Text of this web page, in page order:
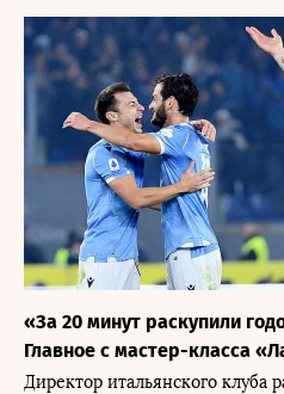
«За 20 минут раскупили
Главное с мастер-класса
Директор итальянского клуба